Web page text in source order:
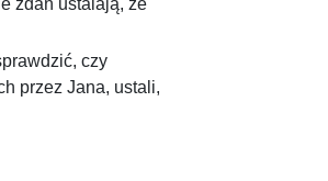
czy
przez Jana, ustali,